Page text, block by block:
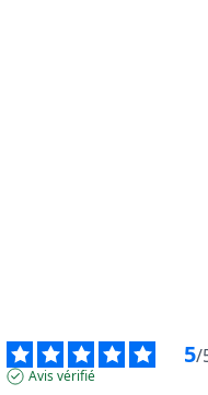
5/
Avis vérifié